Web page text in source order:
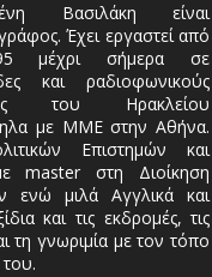
Βασιλάκη είναι
Έχει εργαστεί από
μέχρι σήμερα σε
και ραδιοφωνικούς
του Ηρακλείου
με ΜΜΕ στην Αθήνα.
Επιστημών και
master στη Διοίκηση
ενώ μιλά Αγγλικά και
και τις εκδρομές, τις
τη γνωριμία με τον τόπο